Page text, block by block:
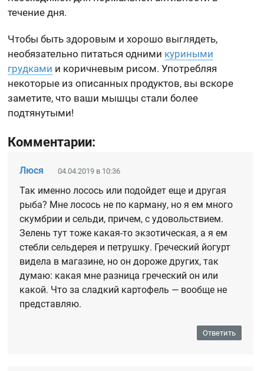
течение дня.
Чтобы быть здоровым и хорошо выглядеть,
необязательно питаться одними куриными
грудками и коричневым рисом. Употребляя
некоторые из описанных продуктов, вы вскоре
заметите, что ваши мышцы стали более
подтянутыми!
Комментарии:
Люся 04.04.2019 в 10:36
Так именно лосось или подойдет еще и другая
рыба? Мне лосось не по карману, но я ем много
скумбрии и сельди, причем, с удовольствием.
Зелень тут тоже какая-то экзотическая, а я ем
стебли сельдерея и петрушку. Греческий йогурт
видела в магазине, но он дороже других, так
думаю: какая мне разница греческий он или
какой. Что за сладкий картофель — вообще не
представляю.
Ответить